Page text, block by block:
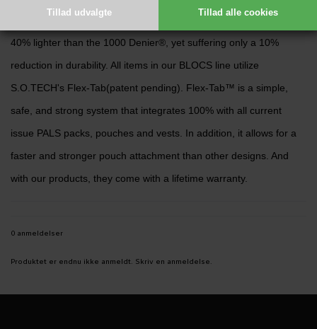
from this material because we have found it to be approximately
40% lighter than the 1000 Denier®, yet suffering only a 10%
reduction in durability. All items in our BLOCS line utilize
S.O.TECH's Flex-Tab(patent pending). Flex-Tab™ is a simple,
safe, and strong system that integrates 100% with all current
issue PALS packs, pouches and vests. In addition, it allows for a
faster and stronger pouch attachment than other designs. And
with our products, they come with a lifetime warranty.
0 anmeldelser
Produktet er endnu ikke anmeldt. Skriv en anmeldelse.